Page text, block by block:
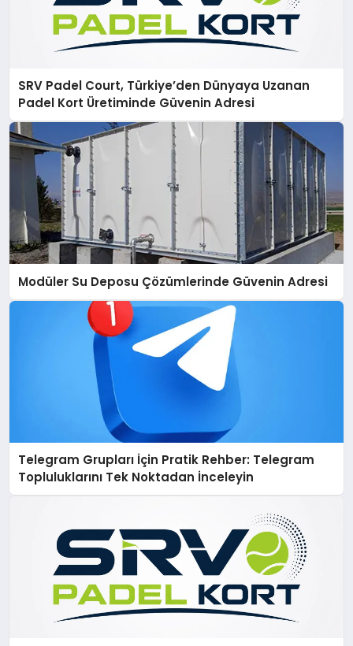
SRV Padel Court, Türkiye’den Dünyaya Uzanan
Padel Kort Üretiminde Güvenin Adresi
Modüler Su Deposu Çözümlerinde Güvenin Adresi
Telegram Grupları İçin Pratik Rehber: Telegram
Topluluklarını Tek Noktadan İnceleyin